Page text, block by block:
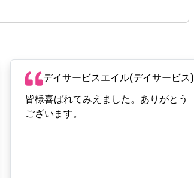
デイサービスエイル(デイサービス)
皆様喜ばれてみえました。ありがとう
ございます。